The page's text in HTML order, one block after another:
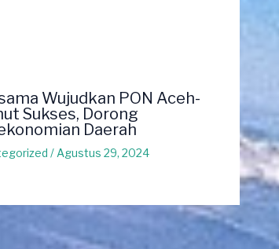
Wujudkan PON Aceh-
Sukses, Dorong
Daerah
/ Agustus 29, 2024